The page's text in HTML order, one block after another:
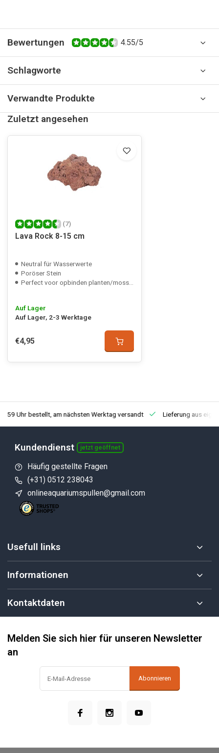
Bewertungen 4.55/5
Schlagworte
Verwandte Produkte
Zuletzt angesehen
(7)
Lava Rock 8-15 cm
Neutral für Wasserwerte
Poröser Stein
Perfect voor opbinden planten/mossen
Auf Lager
Auf Lager, 2-3 Werktage
€4,95
Uhr bestellt, am nächsten Werktag versandt Lieferung aus
Kundendienst jetzt geöffnet
Häufig gestellte Fragen
(+31) 0512 238043
onlineaquariumspullen@gmail.com
Usefull links
Informationen
Kontaktdaten
Melden Sie sich hier für unseren Newsletter
an
Abonnieren